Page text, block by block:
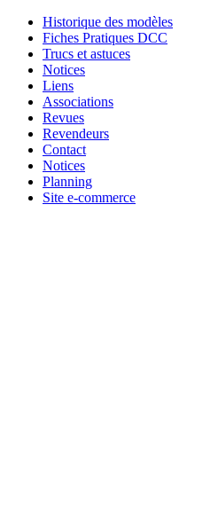
Historique des modèles
Fiches Pratiques DCC
Trucs et astuces
Notices
Liens
Associations
Revues
Revendeurs
Contact
Notices
Planning
Site e-commerce